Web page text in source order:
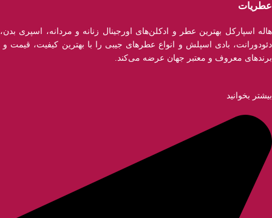
عطریات
هاله اسپارکل بهترین عطر و ادکلن‌های اورجینال زنانه و مردانه، اسپری بدن،
دئودورانت، بادی اسپلش و انواع عطر‌های جیبی را با بهترین کیفیت، قیمت و
برندهای معروف و معتبر جهان عرضه می‌کند.
بیشتر بخوانید